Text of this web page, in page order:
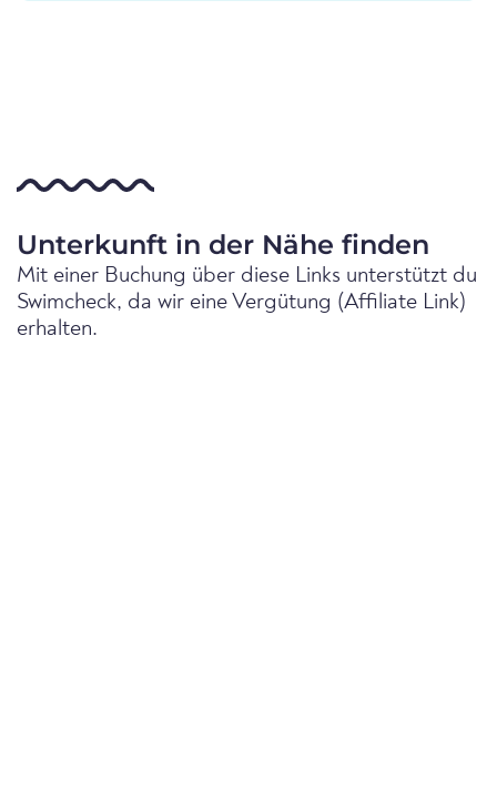
Unterkunft in der Nähe finden
Mit einer Buchung über diese Links unterstützt du
Swimcheck, da wir eine Vergütung (Affiliate Link)
erhalten.